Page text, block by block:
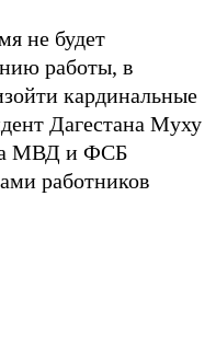
не будет
работы, в
кардинальные
Дагестана Муху
МВД и ФСБ
работников